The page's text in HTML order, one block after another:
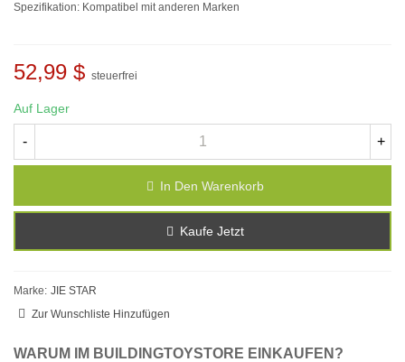
Spezifikation: Kompatibel mit anderen Marken
52,99 $ steuerfrei
Auf Lager
- +
In Den Warenkorb
Kaufe Jetzt
Marke: JIE STAR
Zur Wunschliste Hinzufügen
WARUM IM BUILDINGTOYSTORE EINKAUFEN?